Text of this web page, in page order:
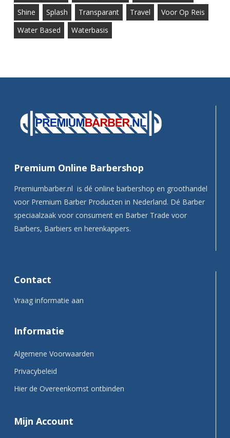
Shine
Splash Transparant Travel
Voor Op Reis
Water Based
Waterbasis
Premium Online Barbershop
Premiumbarber.nl is dé online barbershop en groothandel
voor Premium Barber Producten in Nederland. Dé Barber
speciaalzaak voor consument en Barber Trade voor
Barbers, Barbiers en herenkappers.
Contact
Vraag informatie aan
Informatie
Algemene Voorwaarden
Privacybeleid
Hier de Overeenkomst ontbinden
Mijn Account